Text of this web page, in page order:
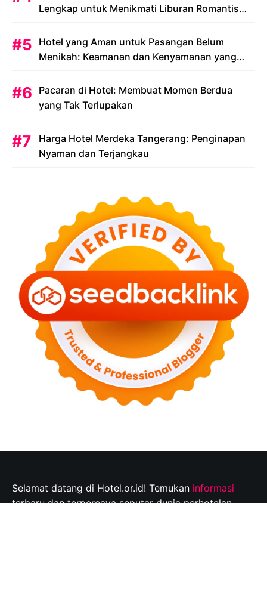
Lengkap untuk Menikmati Liburan Romantis
Hotel yang Aman untuk Pasangan Belum
Menikah: Keamanan dan Kenyamanan yang
Pacaran di Hotel: Membuat Momen Berdua
yang Tak Terlupakan
Harga Hotel Merdeka Tangerang: Penginapan
Nyaman dan Terjangkau
Selamat datang di Hotel.or.id! Temukan informasi
terbaru dan terpercaya seputar dunia perhotelan,